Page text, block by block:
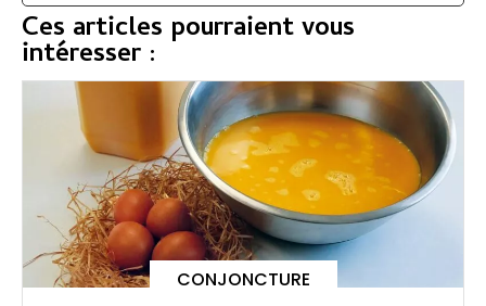
Ces articles pourraient vous
intéresser :
CONJONCTURE